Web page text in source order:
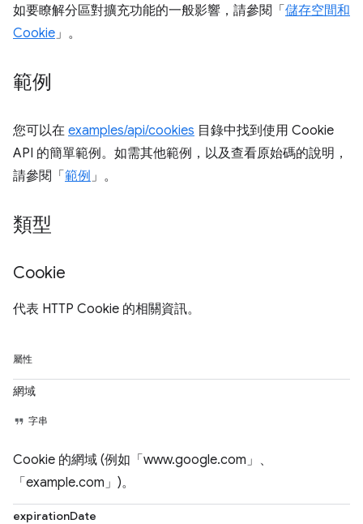
如要瞭解分區對擴充功能的一般影響，請參閱「 儲存空間和
Cookie」。
範例
您可以在 examples/api/cookies 目錄中找到使用 Cookie
API 的簡單範例。如需其他範例，以及查看原始碼的說明，
請參閱「 範例 」。
類型
Cookie
代表 HTTP Cookie 的相關資訊。
屬性
網域
字串
Cookie 的網域 (例如「www.google.com」、
「example.com」)。
expirationDate